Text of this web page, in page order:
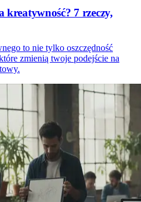
kreatywność? 7 rzeczy,
to nie tylko oszczędność
zmienią twoje podejście na